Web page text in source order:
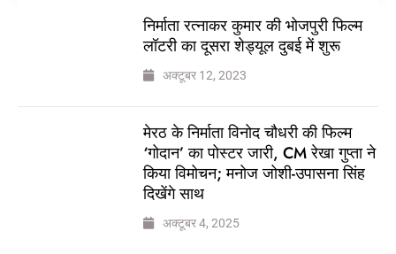
निर्माता रत्नाकर कुमार की भोजपुरी फिल्म
लॉटरी का दूसरा शेड्यूल दुबई में शुरू
अक्टूबर 12, 2023
मेरठ के निर्माता विनोद चौधरी की फिल्म
‘गोदान’ का पोस्टर जारी, CM रेखा गुप्ता ने
किया विमोचन; मनोज जोशी-उपासना सिंह
दिखेंगे साथ
अक्टूबर 4, 2025